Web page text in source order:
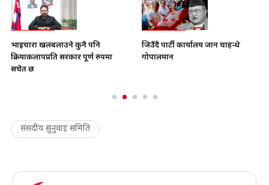
भाइचारा खलबलाउने कुनै पनि
क्रियाकलापप्रति सरकार पूर्ण रुपमा
सचेत छ
जिउँदै पार्टी कार्यालय जान चाहन्थे
गोपालमान
संसदीय सुनुवाइ समिति